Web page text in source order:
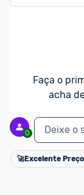
Faça o
acha
0 Deixe o
🚀Excelente Preço